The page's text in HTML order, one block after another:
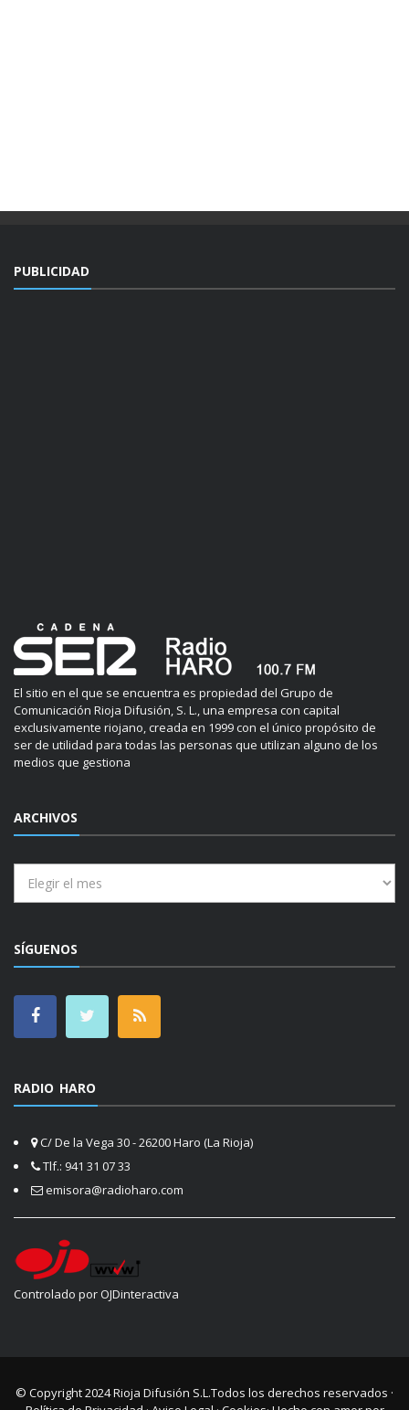
PUBLICIDAD
El sitio en el que se encuentra es propiedad del Grupo de
Comunicación Rioja Difusión, S. L., una empresa con capital
exclusivamente riojano, creada en 1999 con el único propósito de
ser de utilidad para todas las personas que utilizan alguno de los
medios que gestiona
ARCHIVOS
SÍGUENOS
RADIO HARO
C/ De la Vega 30 - 26200 Haro (La Rioja)
Tlf.: 941 31 07 33
emisora@radioharo.com
Controlado por OJDinteractiva
© Copyright 2024Rioja Difusión S.L.Todos los derechos reservados ·